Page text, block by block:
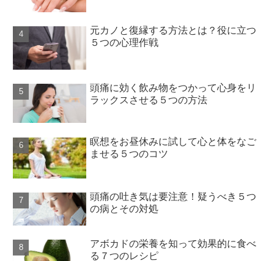
元カノと復縁する方法とは？役に立つ
５つの心理作戦
頭痛に効く飲み物をつかって心身をリ
ラックスさせる５つの方法
瞑想をお昼休みに試して心と体をなご
ませる５つのコツ
頭痛の吐き気は要注意！疑うべき５つ
の病とその対処
アボカドの栄養を知って効果的に食べ
る７つのレシピ